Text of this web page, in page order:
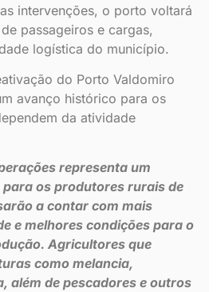
intervenções, o porto voltará
passageiros e cargas,
logística do município.
do Porto Valdomiro
avanço histórico para os
da atividade
representa um
os produtores rurais de
a contar com mais
e melhores condições para o
Agricultores que
como melancia,
além de pescadores e outros